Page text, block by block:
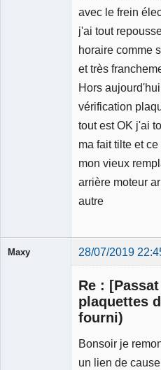
avec le frein
j'ai tout
horaire comme
et très
Hors
vérification
tout est OK j'ai
ma fait tilte et
mon vieux
arrière moteur
autre
Maxy 28/07/2019
Re :
plaquettes
fourni)
Bonsoir je
un lien de